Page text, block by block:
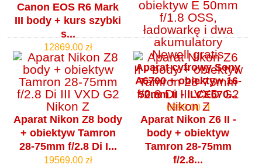
Canon EOS R6 Mark
III body + kurs szybki
s...
12869.00 zł
Aparat cyfrowy Sony
A6700 + obiektyw 16-
50mm II - ILCE670...
6999.00 zł
Aparat Nikon Z8 body
+ obiektyw Tamron
28-75mm f/2.8 Di I...
19569.00 zł
Aparat Nikon Z6 II -
body + obiektyw
Tamron 28-75mm
f/2.8...